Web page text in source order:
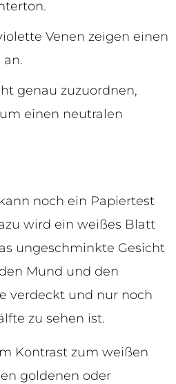
Venen zeigen einen
genau zuzuordnen,
einen neutralen
noch ein Papiertest
wird ein weißes Blatt
ungeschminkte Gesicht
Mund und den
verdeckt und nur noch
zu sehen ist.
Kontrast zum weißen
goldenen oder